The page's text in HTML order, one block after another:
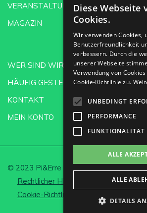
VERANSTALTUNGEN
MAGAZIN
WER SIND WIR?
HÄUFIG GESTELLTE FRAGEN
KONTAKT
MEIN KONTO
© 2023 Pi&Erre Comunicación Integral
Rechtlicher Hinweis und Datenschutz
Cookie-Richtlinie
Diese Webseite
Cookies.
Wir verwenden Cookies,
Benutzerfreundlichkeit
verbessern. Durch die
unserer Webseite
Verwendung von
Cookie-Richtlinie zu.
UNBEDINGT
PERFORMANCE
FUNKTIONALITÄT
ALLE
ALLE
DETAILS